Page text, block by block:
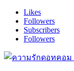
Likes
Followers
Subscribers
Followers